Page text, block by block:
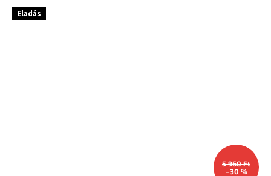
Eladás
5 960 Ft
–30 %